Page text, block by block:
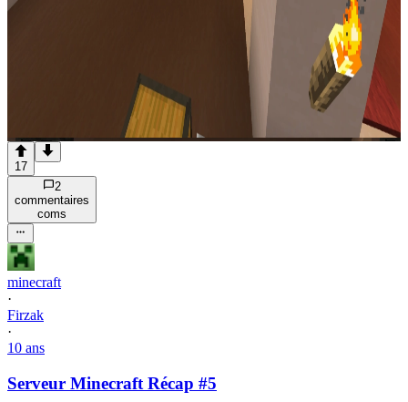
17
2
commentaires
coms
minecraft
·
Firzak
·
10 ans
Serveur Minecraft Récap #5